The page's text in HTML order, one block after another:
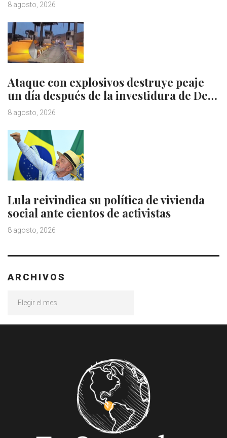
8 agosto, 2026
Ataque con explosivos destruye peaje
un día después de la investidura de De…
8 agosto, 2026
Lula reivindica su política de vivienda
social ante cientos de activistas
8 agosto, 2026
ARCHIVOS